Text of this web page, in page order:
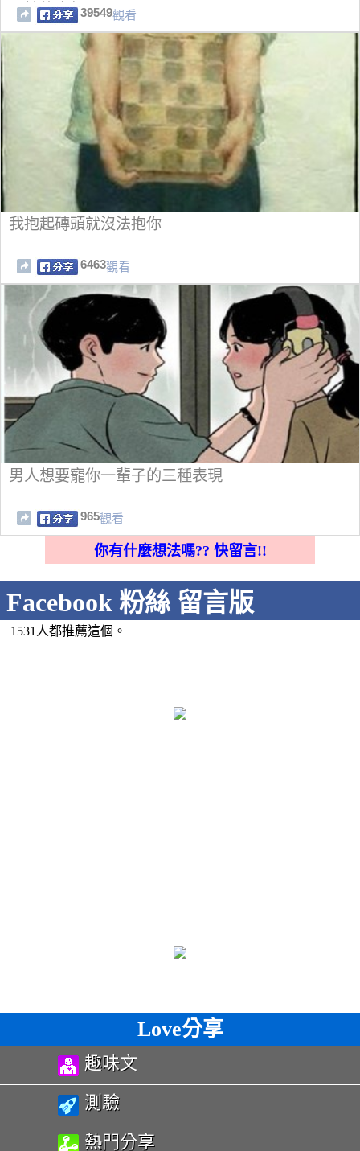
可怕的真相！！
39549觀看
我抱起磚頭就沒法抱你
6463觀看
男人想要寵你一輩子的三種表現
965觀看
你有什麼想法嗎?? 快留言!!
Facebook 粉絲 留言版
1531人都推薦這個。
Love分享
趣味文
測驗
熱門分享